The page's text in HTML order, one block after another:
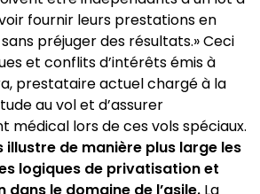
fournir leurs prestations en
préjuger des résultats.» Ceci
et conflits d’intérêts émis à
prestataire actuel chargé à la
au vol et d’assurer
médical lors de ces vols spéciaux.
illustre de manière plus large les
logiques de privatisation et